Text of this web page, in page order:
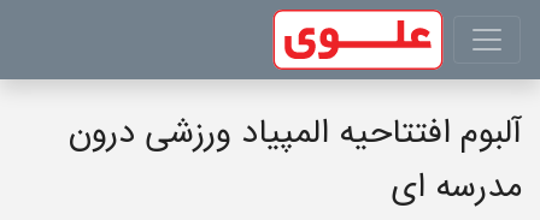
آلبوم افتتاحیه المپیاد ورزشی درون
مدرسه ای